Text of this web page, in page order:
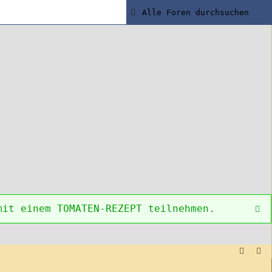
TOMATEN-REZEPT teilnehmen.